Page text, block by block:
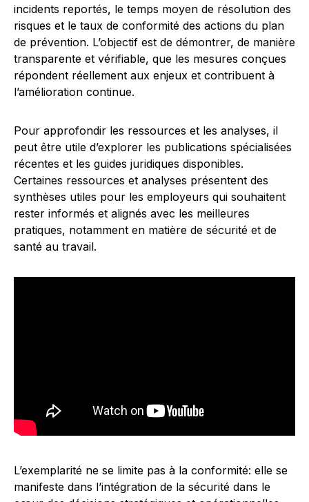
incidents reportés, le temps moyen de résolution des
risques et le taux de conformité des actions du plan
de prévention. L’objectif est de démontrer, de manière
transparente et vérifiable, que les mesures conçues
répondent réellement aux enjeux et contribuent à
l’amélioration continue.
Pour approfondir les ressources et les analyses, il
peut être utile d’explorer les publications spécialisées
récentes et les guides juridiques disponibles.
Certaines ressources et analyses présentent des
synthèses utiles pour les employeurs qui souhaitent
rester informés et alignés avec les meilleures
pratiques, notamment en matière de sécurité et de
santé au travail.
L’exemplarité ne se limite pas à la conformité: elle se
manifeste dans l’intégration de la sécurité dans le